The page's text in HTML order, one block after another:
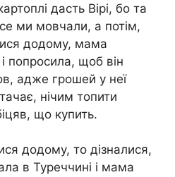
дасть Вірі, бо та
ми мовчали, а потім,
додому, мама
попросила, щоб він
адже грошей у неї
нічим топити
що купить.
додому, то дізналися,
в Туреччині і мама